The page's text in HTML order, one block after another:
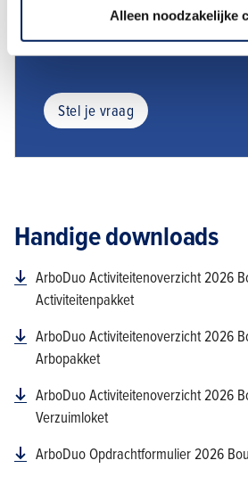
Alleen noodzakelijke
contact met ons op via onderstaande
Stel je vraag
Handige downloads
ArboDuo Activiteitenoverzicht 2026
Activiteitenpakket
ArboDuo Activiteitenoverzicht 2026
Arbopakket
ArboDuo Activiteitenoverzicht 2026
Verzuimloket
ArboDuo Opdrachtformulier 2026